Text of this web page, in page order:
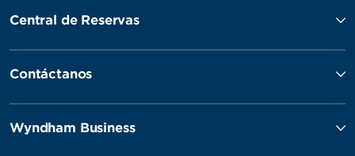
Central de Reservas
Contáctanos
Wyndham Business